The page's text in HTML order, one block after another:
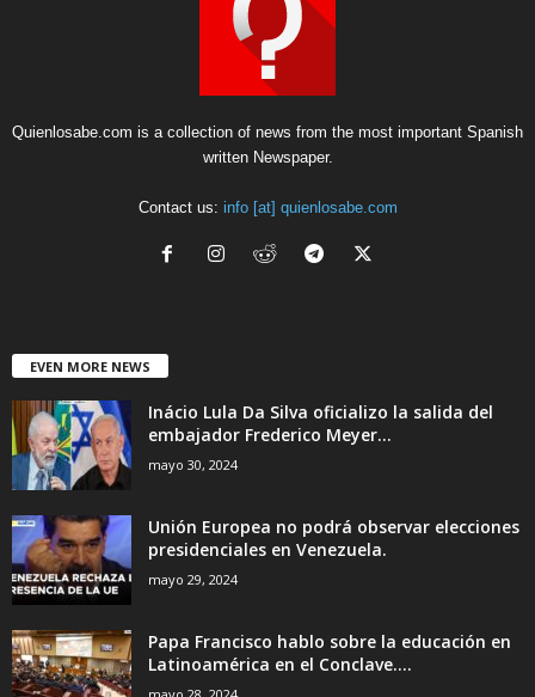
Quienlosabe.com is a collection of news from the most important Spanish
written Newspaper.
Contact us: info [at] quienlosabe.com
EVEN MORE NEWS
Inácio Lula Da Silva oficializo la salida del
embajador Frederico Meyer...
mayo 30, 2024
Unión Europea no podrá observar elecciones
presidenciales en Venezuela.
mayo 29, 2024
Papa Francisco hablo sobre la educación en
Latinoamérica en el Conclave....